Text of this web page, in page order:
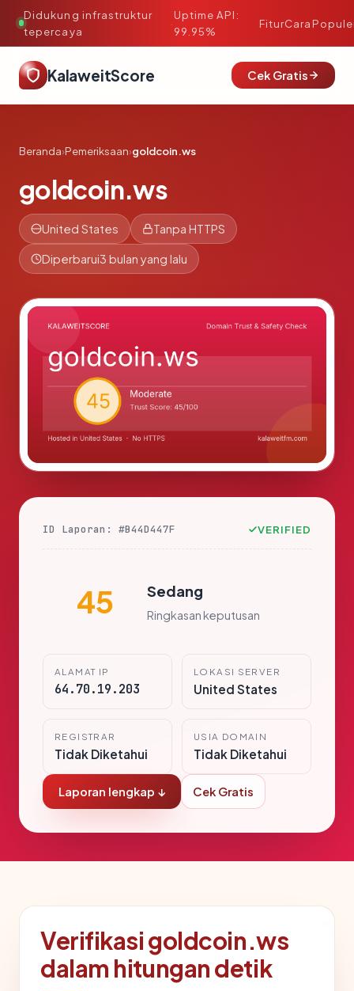
Didukung infrastruktur
tepercaya
·
Uptime API:
99.95%
FiturCara
KalaweitScore Cek Gratis
Beranda›Pemeriksaan›goldcoin.ws
goldcoin.ws
United States Tanpa HTTPS
Diperbarui3 bulan yang lalu
ID Laporan: #B44D447F VERIFIED
45 Sedang
Ringkasan keputusan
ALAMAT IP
64.70.19.203
LOKASI SERVER
United States
REGISTRAR
Tidak Diketahui
USIA DOMAIN
Tidak Diketahui
Laporan lengkap ↓ Cek Gratis
Verifikasi goldcoin.ws
dalam hitungan detik